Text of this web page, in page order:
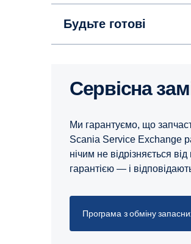
Будьте готові
Сервісна
Ми гарантуємо, що
Scania Service Exchange
нічим не відрізняється
гарантією — і
Програма з обміну